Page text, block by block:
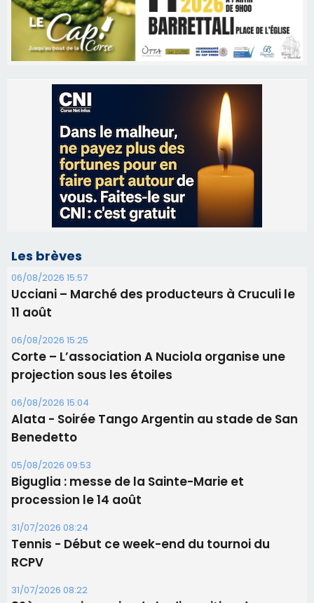
Les brèves
06/08/2026 15:57
Ucciani – Marché des producteurs à Cruculi le
06/08/2026 15:25
Corte – L’association A Nuciola organise une
06/08/2026 15:04
Alata - Soirée Tango Argentin au stade de San
Benedetto
05/08/2026 09:53
Biguglia : messe de la Sainte-Marie et
procession le 14 août
31/07/2026 08:24
Tennis - Début ce week-end du tournoi du
RCPV
31/07/2026 08:22
82ème anniversaire de la disparition du
Commandant Antoine de Saint Exupery
Les plus lus
Satine Nomary est la nouvelle Miss Corse 2026